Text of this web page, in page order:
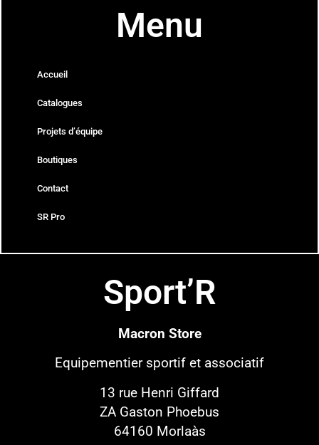
Menu
Accueil
Catalogues
Projets d’équipe
Boutiques
Contact
SR Pro
Sport’R
Macron Store
Equipementier sportif et associatif
13 rue Henri Giffard
ZA Gaston Phoebus
64160 Morlaàs